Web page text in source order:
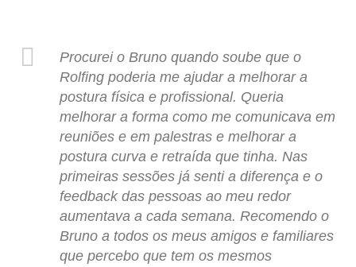
Procurei o Bruno quando soube que o
Rolfing poderia me ajudar a melhorar a
postura física e profissional. Queria
melhorar a forma como me comunicava em
reuniões e em palestras e melhorar a
postura curva e retraída que tinha. Nas
primeiras sessões já senti a diferença e o
feedback das pessoas ao meu redor
aumentava a cada semana. Recomendo o
Bruno a todos os meus amigos e familiares
que percebo que tem os mesmos